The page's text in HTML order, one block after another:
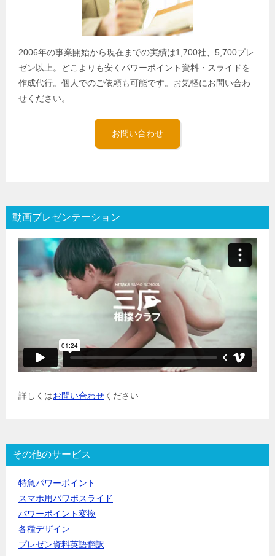
2006年の事業開始から現在までの実績は1,700社、5,700プレ
ゼン以上。どこよりも安くパワーポイント資料・スライドを
作成代行。個人でのご依頼も可能です。お気軽にお問い合わ
せください。
お問い合わせ
動画プレゼンテーション
詳しくはお問い合わせください
その他のサービス
特急パワーポイント
スマホ用パワポスライド
パワーポイント変換
各種デザイン
プレゼン資料英語翻訳